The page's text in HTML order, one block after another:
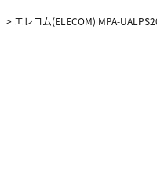
> エレコム(ELECOM) MPA-